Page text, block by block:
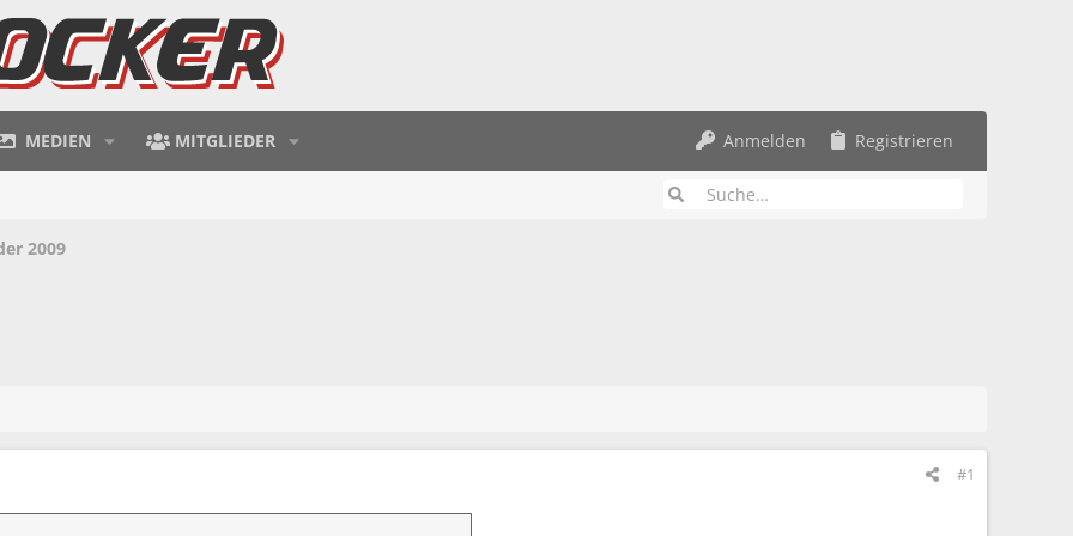
MEDIEN MITGLIEDER Anmelden Registrieren
2009
#1